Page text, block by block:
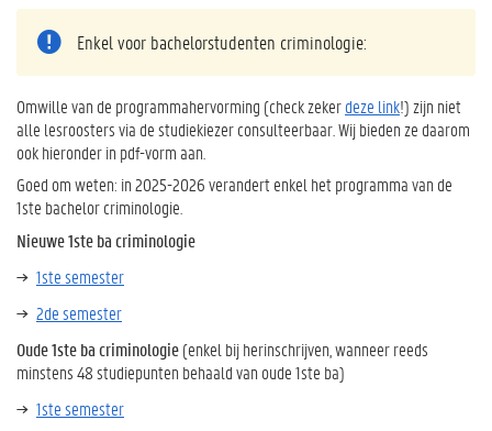
Enkel voor bachelorstudenten criminologie:
Omwille van de programmahervorming (check zekerdeze link!) zijn niet
alle lesroosters via de studiekiezer consulteerbaar. Wij bieden ze daarom
ook hieronder in pdf-vorm aan.
Goed om weten: in 2025-2026 verandert enkel het programma van de
1ste bachelor criminologie.
Nieuwe 1ste ba criminologie
1ste semester
2de semester
Oude 1ste ba criminologie(enkel bij herinschrijven, wanneer reeds
minstens 48 studiepunten behaald van oude 1ste ba)
1ste semester